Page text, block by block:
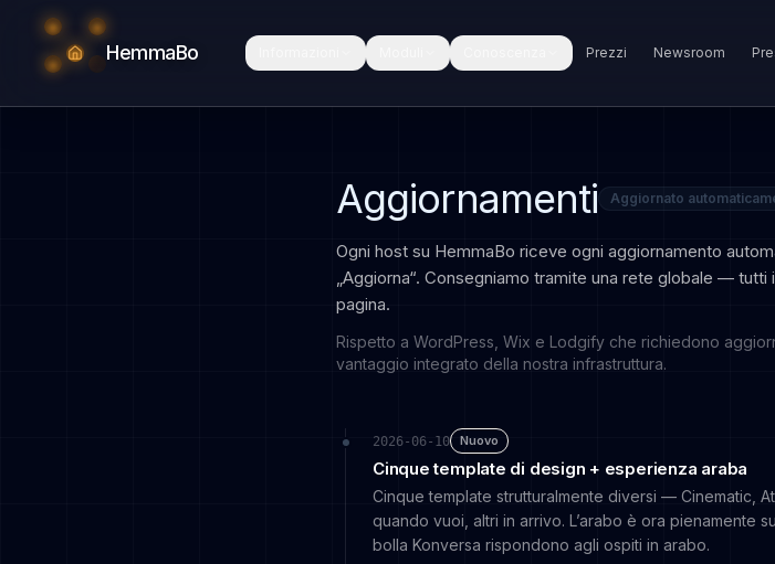
HemmaBo Prezzi Newsroom
Aggiornamenti Aggiornato
Ogni host su HemmaBo riceve ogni aggiornamento
„Aggiorna“. Consegniamo tramite una rete globale —
pagina.
Rispetto a WordPress, Wix e Lodgify che richiedono
vantaggio integrato della nostra infrastruttura.
2026-06-10 Nuovo
Cinque template di design + esperienza araba
Cinque template strutturalmente diversi — Cinematic,
quando vuoi, altri in arrivo. L’arabo è ora pienamente
bolla Konversa rispondono agli ospiti in arabo.